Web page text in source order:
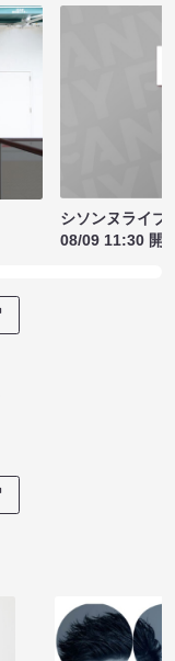
シソンヌライ
08/09 11:30 開